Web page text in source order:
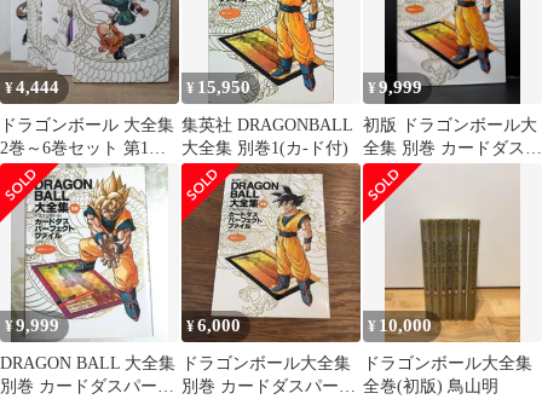
¥4,444
ドラゴンボール 大全集
2巻～6巻セット 第1版
発行
¥ 15,950
集英社 DRAGONBALL
大全集 別巻1(カ-ド付)
¥9,999
初版 ドラゴンボール大
全集 別巻 カードダス
パーフェクトファイル
カード付
¥9,999
DRAGON BALL 大全集
別巻 カードダスパーフ
¥6,000
ドラゴンボール大全集
別巻 カードダスパーフ
¥ 10,000
ドラゴンボール大全集
全巻(初版) 鳥山明